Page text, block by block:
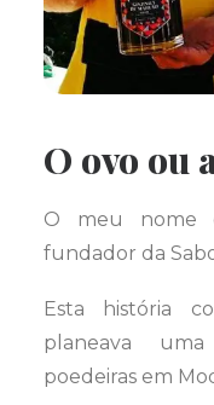
O ovo ou
O meu nome
fundador da
Esta história
planeava
poedeiras em